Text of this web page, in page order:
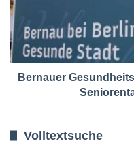
Bernauer
Volltextsuche